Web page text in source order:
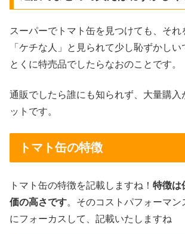
スーパーでトマト缶を見つけても、それ
「ケチな人」と見られて少し恥ずかしい
とくに特売品でしたらなおのことです。
通販でしたら誰にも知られず、大量購入
ットです。
トマト缶の特徴
トマト缶の特徴を記載しますね！ 特徴は
価の高さです。そのコストパフォーマン
にフォーカスして、記載いたしますね